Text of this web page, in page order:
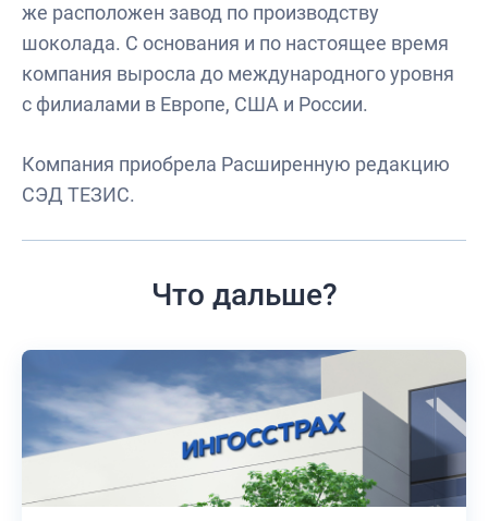
же расположен завод по производству
шоколада. С основания и по настоящее время
компания выросла до международного уровня
с филиалами в Европе, США и России.
Компания приобрела Расширенную редакцию
СЭД ТЕЗИС.
Что дальше?